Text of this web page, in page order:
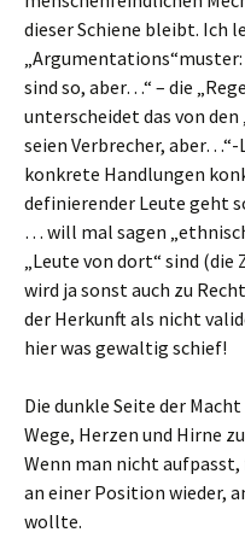
dieser Schiene bleibt. Ich
sind so, aber…“ – die
unterscheidet das von
seien Verbrecher,
konkrete Handlungen
definierender Leute geht
… will mal sagen
„Leute von dort“ sind
wird ja sonst auch zu
der Herkunft als nicht
hier was gewaltig schief!
Die dunkle Seite der
Wege, Herzen und Hirne
Wenn man nicht
an einer Position wieder,
wollte.